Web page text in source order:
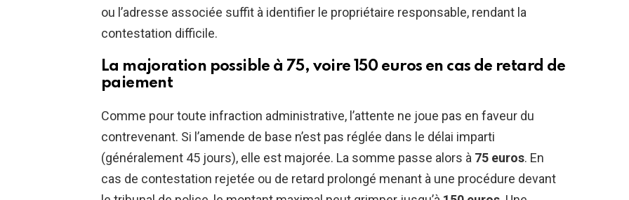
ou l’adresse associée suffit à identifier le propriétaire responsable, rendant la
contestation difficile.
La majoration possible à 75, voire 150 euros en cas de retard de
paiement
Comme pour toute infraction administrative, l’attente ne joue pas en faveur du
contrevenant. Si l’amende de base n’est pas réglée dans le délai imparti
(généralement 45 jours), elle est majorée. La somme passe alors à 75 euros. En
cas de contestation rejetée ou de retard prolongé menant à une procédure devant